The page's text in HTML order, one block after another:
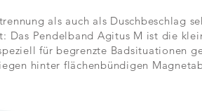
als auch als Duschbeschlag
Das Pendelband Agitus M ist die
für begrenzte Badsituationen
hinter flächenbündigen